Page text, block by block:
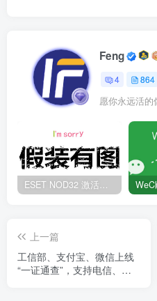
Feng
4 864
愿你永远活的
ESET NOD32 激活码 有效期至2022年
上一篇
工信部、支付宝、微信上线
“一证通查”，支持电信、移